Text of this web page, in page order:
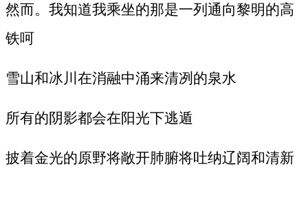
然而。我知道我乘坐的那是一列通向黎明的高
铁呵
雪山和冰川在消融中涌来清冽的泉水
所有的阴影都会在阳光下逃遁
披着金光的原野将敞开肺腑将吐纳辽阔和清新